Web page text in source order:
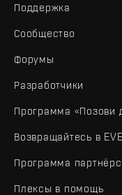
Поддержка
Сообщество
Форумы
Разработчики
Программа «Позови
Возвращайтесь в EVE
Программа
Плексы в помощь